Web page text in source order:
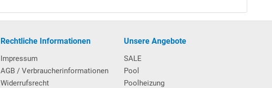
Rechtliche Informationen
Impressum
AGB / Verbraucherinformationen
Widerrufsrecht
Unsere Angebote
SALE
Pool
Poolheizung